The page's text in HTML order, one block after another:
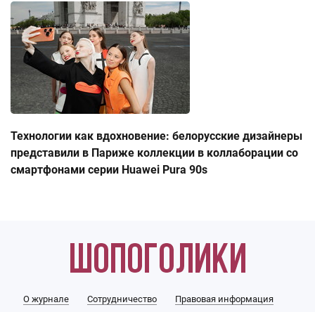
Технологии как вдохновение: белорусские дизайнеры
представили в Париже коллекции в коллаборации со
смартфонами серии Huawei Pura 90s
О журнале Сотрудничество Правовая информация